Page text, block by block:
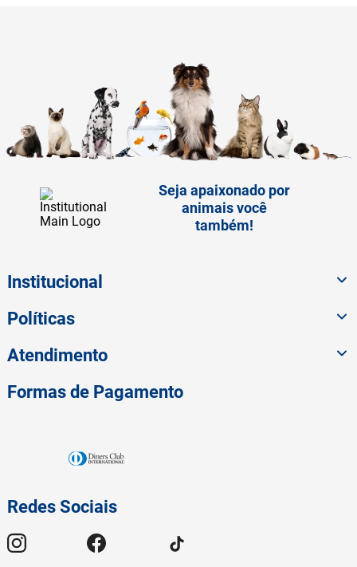
Seja apaixonado por
animais você
também!
Institucional
Políticas
Atendimento
Redes Sociais
Formas de Pagamento